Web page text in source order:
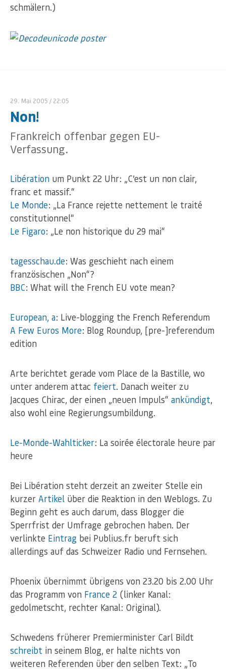
schmälern.)
29. Mai 2005 / 22:05
Non!
Frankreich offenbar gegen EU-
Verfassung.
Libération um Punkt 22 Uhr: „C’est un non clair,
franc et massif.“
Le Monde: „La France rejette nettement le traité
constitutionnel“
Le Figaro: „Le non historique du 29 mai“
tagesschau.de: Was geschieht nach einem
französischen „Non“?
BBC: What will the French EU vote mean?
European, a: Live-blogging the French Referendum
A Few Euros More: Blog Roundup, [pre-]referendum
edition
Arte berichtet gerade vom Place de la Bastille, wo
unter anderem attac feiert. Danach weiter zu
Jacques Chirac, der einen „neuen Impuls“ ankündigt,
also wohl eine Regierungsumbildung.
Le-Monde-Wahlticker: La soirée électorale heure par
heure
Bei Libération steht derzeit an zweiter Stelle ein
kurzer Artikel über die Reaktion in den Weblogs. Zu
Beginn geht es auch darum, dass Blogger die
Sperrfrist der Umfrage gebrochen haben. Der
verlinkte Eintrag bei Publius.fr beruft sich
allerdings auf das Schweizer Radio und Fernsehen.
Phoenix übernimmt übrigens von 23.20 bis 2.00 Uhr
das Programm von France 2 (linker Kanal:
gedolmetscht, rechter Kanal: Original).
Schwedens früherer Premierminister Carl Bildt
schreibt in seinem Blog, er halte nichts von
weiteren Referenden über den selben Text: „To